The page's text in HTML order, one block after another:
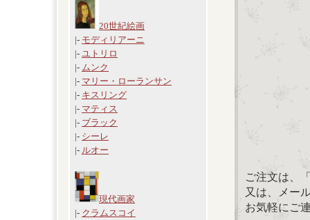
20世紀絵画
|- モディリアーニ
|- ユトリロ
|- ムンク
|- マリー・ローランサン
|- キスリング
|- マティス
|- ブラック
|- シーレ
|- ルオー
現代画家
|- クラムスコイ
ご注文は、
又は、メー
お気軽にご